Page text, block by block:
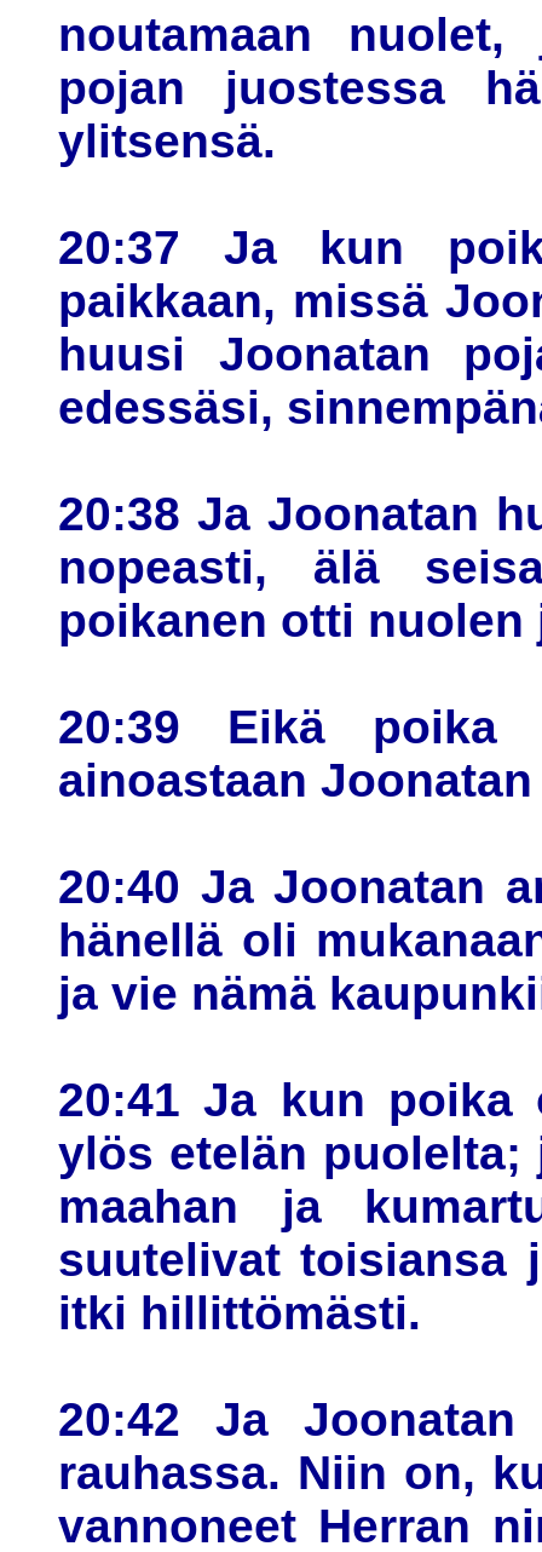
noutamaan
pojan juostessa
ylitsensä.
20:37 Ja kun
paikkaan, missä
huusi Joonatan
edessäsi,
20:38 Ja Joonatan
nopeasti, älä
poikanen otti
20:39 Eikä poika
ainoastaan
20:40 Ja Joonatan
hänellä oli
ja vie nämä
20:41 Ja kun poika
ylös etelän puolelta;
maahan ja
suutelivat toisiansa
itki hillittömästi.
20:42 Ja
rauhassa. Niin on,
vannoneet Herran